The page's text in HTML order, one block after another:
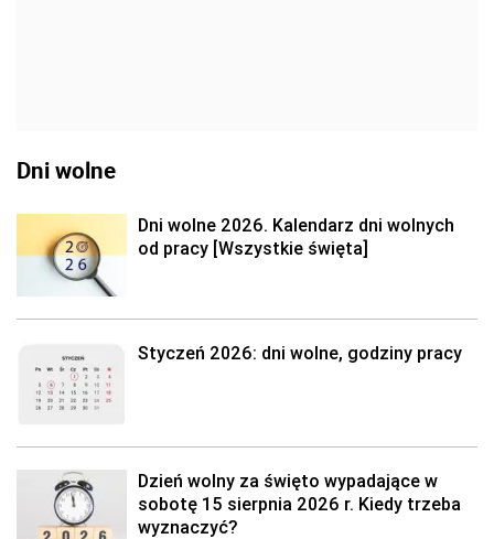
Dni wolne
Dni wolne 2026. Kalendarz dni wolnych
od pracy [Wszystkie święta]
Styczeń 2026: dni wolne, godziny pracy
Dzień wolny za święto wypadające w
sobotę 15 sierpnia 2026 r. Kiedy trzeba
wyznaczyć?